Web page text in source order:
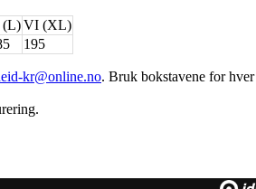
VI (XL)
195
kr@online.no. Bruk bokstavene for